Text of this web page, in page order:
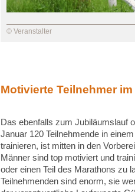
© Veranstalter
Motivierte Teilnehmer
Das ebenfalls zum Jubiläumslauf
Januar 120 Teilnehmende in
trainieren, ist mitten in den
Männer sind top motiviert und
oder einen Teil des Marathons zu
Teilnehmenden sind enorm, sie